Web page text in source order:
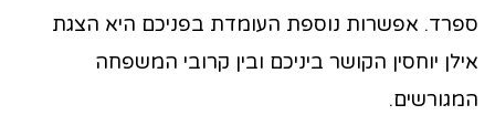
ספרד. אפשרות נוספת העומדת בפניכם היא הצגת
אילן יוחסין הקושר ביניכם ובין קרובי המשפחה
המגורשים.